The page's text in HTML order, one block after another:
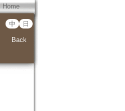
Home
中 日
Back